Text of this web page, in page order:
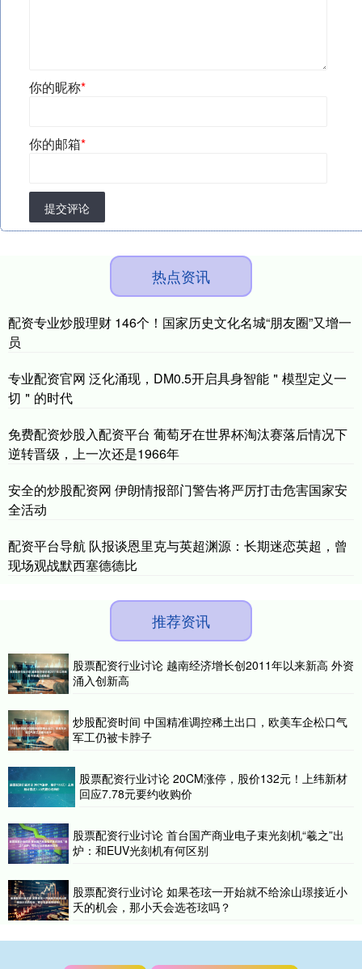
你的昵称*
你的邮箱*
提交评论
热点资讯
配资专业炒股理财 146个！国家历史文化名城“朋友圈”又增一
员
专业配资官网 泛化涌现，DM0.5开启具身智能＂模型定义一
切＂的时代
免费配资炒股入配资平台 葡萄牙在世界杯淘汰赛落后情况下
逆转晋级，上一次还是1966年
安全的炒股配资网 伊朗情报部门警告将严厉打击危害国家安
全活动
配资平台导航 队报谈恩里克与英超渊源：长期迷恋英超，曾
现场观战默西塞德德比
推荐资讯
股票配资行业讨论 越南经济增长创2011年以来新高 外资
涌入创新高
炒股配资时间 中国精准调控稀土出口，欧美车企松口气
军工仍被卡脖子
股票配资行业讨论 20CM涨停，股价132元！上纬新材
回应7.78元要约收购价
股票配资行业讨论 首台国产商业电子束光刻机“羲之”出
炉：和EUV光刻机有何区别
股票配资行业讨论 如果苍玹一开始就不给涂山璟接近小
夭的机会，那小夭会选苍玹吗？